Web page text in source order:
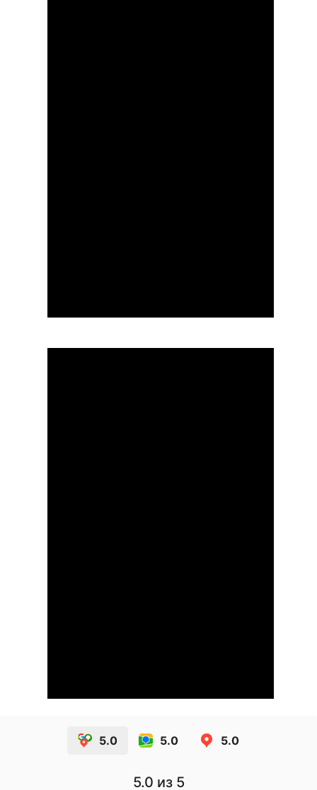
5.0 5.0 5.0
5.0 из 5